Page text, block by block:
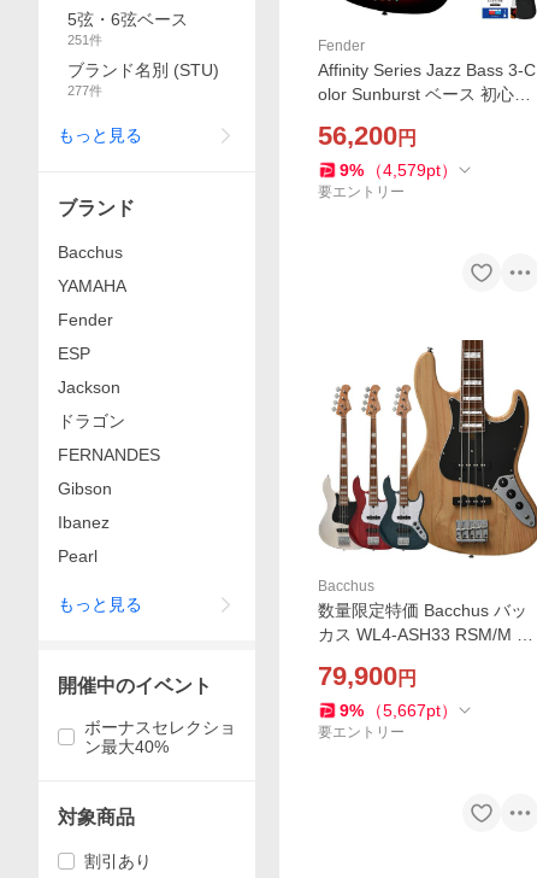
Fender
Affinity Series Jazz Bass 3-C
olor Sunburst ベース 初心者
点セット amPlug付
56,200円
9% （4,579pt）
要エントリー
Bacchus
数量限定特価 Bacchus バッ
カス WL4-ASH33 RSM/M エ
79,900円
9% （5,667pt）
要エントリー
5弦・6弦ベース
251件
ブランド名別 (STU)
277件
もっと見る
ブランド
Bacchus
YAMAHA
Fender
ESP
Jackson
ドラゴン
FERNANDES
Gibson
Ibanez
Pearl
もっと見る
開催中のイベント
ボーナスセレクショ
ン最大40%
対象商品
割引あり